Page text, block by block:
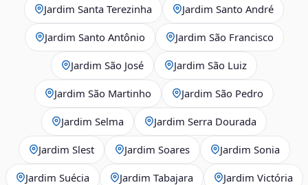
Jardim Santa Terezinha Jardim Santo André
Jardim Santo Antônio Jardim São Francisco
Jardim São José Jardim São Luiz
Jardim São Martinho Jardim São Pedro
Jardim Selma Jardim Serra Dourada
Jardim Slest Jardim Soares Jardim Sonia
Jardim Suécia Jardim Tabajara Jardim Victória